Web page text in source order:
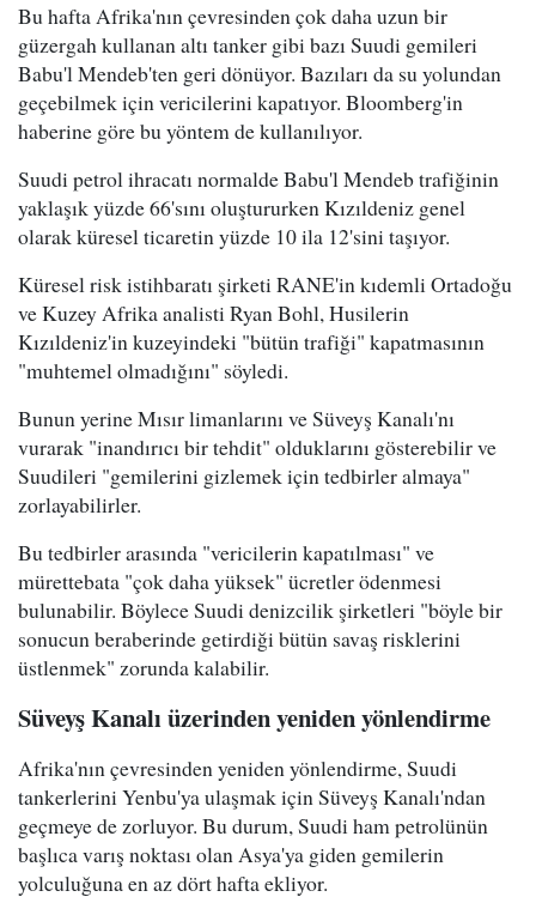
Bu hafta Afrika'nın çevresinden çok daha uzun bir
güzergah kullanan altı tanker gibi bazı Suudi gemileri
Babu'l Mendeb'ten geri dönüyor. Bazıları da su yolundan
geçebilmek için vericilerini kapatıyor. Bloomberg'in
haberine göre bu yöntem de kullanılıyor.
Suudi petrol ihracatı normalde Babu'l Mendeb trafiğinin
yaklaşık yüzde 66'sını oluştururken Kızıldeniz genel
olarak küresel ticaretin yüzde 10 ila 12'sini taşıyor.
Küresel risk istihbaratı şirketi RANE'in kıdemli Ortadoğu
ve Kuzey Afrika analisti Ryan Bohl, Husilerin
Kızıldeniz'in kuzeyindeki "bütün trafiği" kapatmasının
"muhtemel olmadığını" söyledi.
Bunun yerine Mısır limanlarını ve Süveyş Kanalı'nı
vurarak "inandırıcı bir tehdit" olduklarını gösterebilir ve
Suudileri "gemilerini gizlemek için tedbirler almaya"
zorlayabilirler.
Bu tedbirler arasında "vericilerin kapatılması" ve
mürettebata "çok daha yüksek" ücretler ödenmesi
bulunabilir. Böylece Suudi denizcilik şirketleri "böyle bir
sonucun beraberinde getirdiği bütün savaş risklerini
üstlenmek" zorunda kalabilir.
Süveyş Kanalı üzerinden yeniden yönlendirme
Afrika'nın çevresinden yeniden yönlendirme, Suudi
tankerlerini Yenbu'ya ulaşmak için Süveyş Kanalı'ndan
geçmeye de zorluyor. Bu durum, Suudi ham petrolünün
başlıca varış noktası olan Asya'ya giden gemilerin
yolculuğuna en az dört hafta ekliyor.